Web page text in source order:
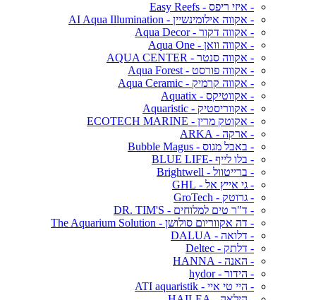
- איזי ריפס - Easy Reefs
- אקווה אילומינשיין - AI Aqua Illumination
- אקווה דקור - Aqua Decor
- אקווה וואן - Aqua One
- אקווה סנטר - AQUA CENTER
- אקווה פורסט - Aqua Forest
- אקווה קרמיק - Aqua Ceramic
- אקווטיקס - Aquatix
- אקווריסטיק - Aquaristic
- אקוטק מרין - ECOTECH MARINE
- ארקה - ARKA
- באבל מגוס - Bubble Magus
- בלו לייף -BLUE LIFE
- ברייטוול - Brightwell
- גי אייץ אל - GHL
- גרוטק - GroTech
- ד"ר טים למלוחים - DR. TIM'S
- דה אקווריום סולושן - The Aquarium Solution
- דלואה - DALUA
- דלתק - Deltec
- האנה - HANNA
- הידור - hydor
- היי טי איי - ATI aquaristik